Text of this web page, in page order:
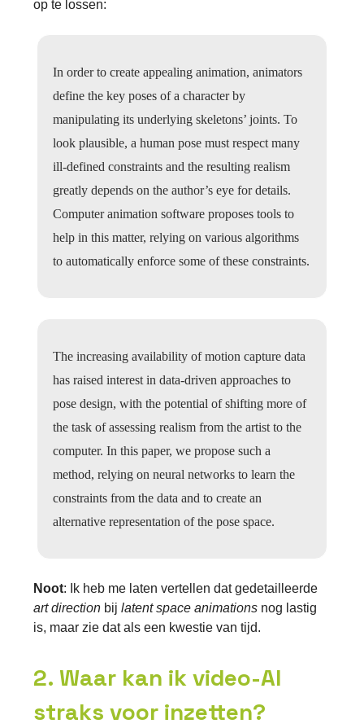
op te lossen:
In order to create appealing animation, animators
define the key poses of a character by
manipulating its underlying skeletons’ joints. To
look plausible, a human pose must respect many
ill-defined constraints and the resulting realism
greatly depends on the author’s eye for details.
Computer animation software proposes tools to
help in this matter, relying on various algorithms
to automatically enforce some of these constraints.
The increasing availability of motion capture data
has raised interest in data-driven approaches to
pose design, with the potential of shifting more of
the task of assessing realism from the artist to the
computer. In this paper, we propose such a
method, relying on neural networks to learn the
constraints from the data and to create an
alternative representation of the pose space.
Noot: Ik heb me laten vertellen dat gedetailleerde
art direction bij latent space animations nog lastig
is, maar zie dat als een kwestie van tijd.
2. Waar kan ik video-AI
straks voor inzetten?